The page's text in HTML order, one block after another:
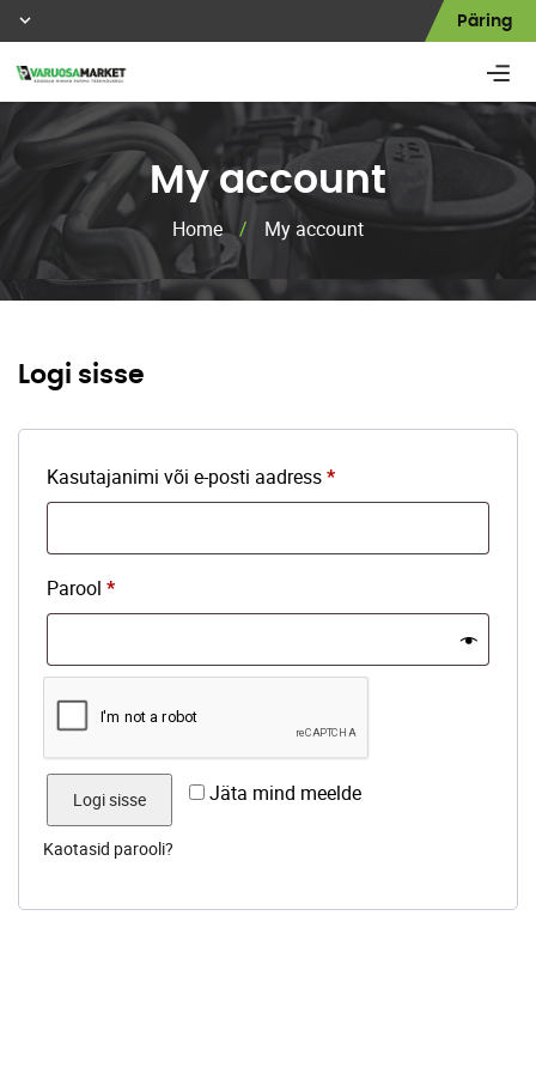
Päring
My account
Home / My account
Logi sisse
Kasutajanimi või e-posti aadress*Nõutud
Parool *Nõutud
Jäta mind meelde
Logi sisse
Kaotasid parooli?